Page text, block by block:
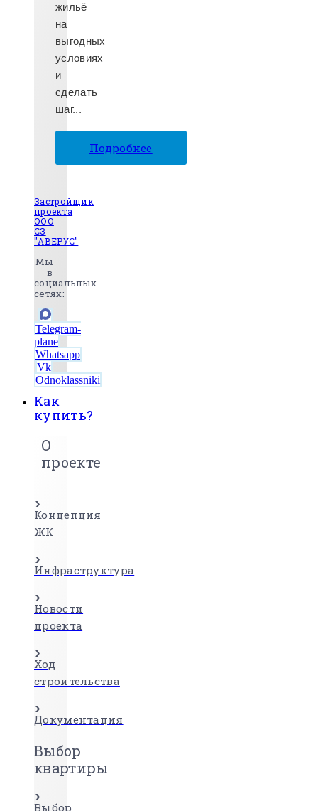
жильё
на
выгодных
условиях
и
сделать
шаг...
Подробнее
Застройщик
проекта
ООО
СЗ
"АВЕРУС"
Мы
в
социальных
сетях:
Telegram-
plane
Whatsapp
Vk
Odnoklassniki
Как
купить?
О
проекте
Концепция
ЖК
Инфраструктура
Новости
проекта
Ход
строительства
Документация
Выбор
квартиры
Выбор